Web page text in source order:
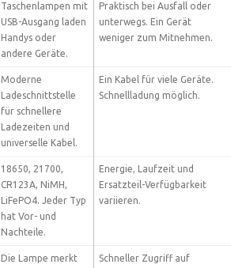
Taschenlampen mit
USB-Ausgang laden
Handys oder
andere Geräte.
Praktisch bei Ausfall oder
unterwegs. Ein Gerät
weniger zum Mitnehmen.
Moderne
Ladeschnittstelle
für schnellere
Ladezeiten und
universelle Kabel.
Ein Kabel für viele Geräte.
Schnellladung möglich.
18650, 21700,
CR123A, NiMH,
LiFePO4. Jeder Typ
hat Vor- und
Nachteile.
Energie, Laufzeit und
Ersatzteil-Verfügbarkeit
variieren.
Die Lampe merkt
Schneller Zugriff auf